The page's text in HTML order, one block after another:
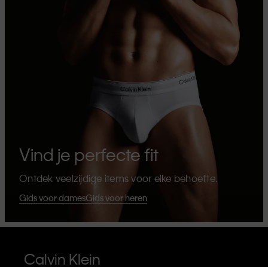
Vind je perfecte fit
Ontdek veelzijdige items voor elke behoefte.
Gids voor damesGids voor heren
Calvin Klein